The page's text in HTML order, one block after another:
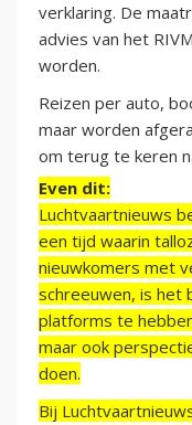
verklaring. De
advies van het
worden.
Reizen per auto,
maar worden
om terug te keren
Even dit:
Luchtvaartnieuws
een tijd waarin
nieuwkomers met
schreeuwen, is het
platforms te
maar ook
doen.
Bij